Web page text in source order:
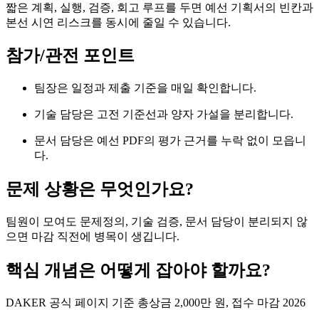
짧은 계획, 실행, 검증, 회고 루프를 두면 예선 기획서의 빈칸과
본선 시연 리스크를 동시에 줄일 수 있습니다.
참가/관전 포인트
팀장은 일정과 제출 기준을 매일 확인합니다.
기술 담당은 고전 기준선과 양자 가설을 분리합니다.
문서 담당은 예선 PDF의 평가 근거를 누락 없이 모읍니
다.
문제 상황은 무엇인가요?
팀원이 모여도 문제정의, 기술 검증, 문서 담당이 분리되지 않
으면 마감 직전에 병목이 생깁니다.
핵심 개념은 어떻게 잡아야 할까요?
DAKER 공식 페이지 기준 총상금 2,000만 원, 접수 마감 2026